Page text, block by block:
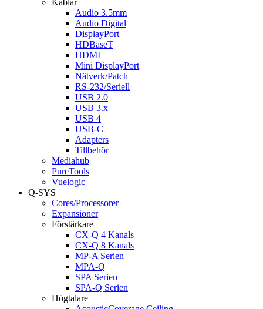
Kablar
Audio 3.5mm
Audio Digital
DisplayPort
HDBaseT
HDMI
Mini DisplayPort
Nätverk/Patch
RS-232/Seriell
USB 2.0
USB 3.x
USB 4
USB-C
Adapters
Tillbehör
Mediahub
PureTools
Vuelogic
Q-SYS
Cores/Processorer
Expansioner
Förstärkare
CX-Q 4 Kanals
CX-Q 8 Kanals
MP-A Serien
MPA-Q
SPA Serien
SPA-Q Serien
Högtalare